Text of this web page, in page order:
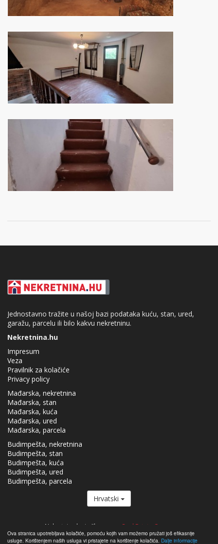
Ova stranica upotrebljava kolačiće, pomoću kojih vam možemo pružati još efikasnije
usluge. Korištenjem naših usluga vi pristajete na korištenje kolačića. Dalje informacije
Jednostavno tražite u našoj bazi podataka kuću, stan, ured,
garažu, parcelu ili bilo kakvu nekretninu.
Nekretnina.hu
Impresum
Veza
Pravilnik za kolačiće
Privacy policy
Mađarska, nekretnina
Mađarska, stan
Mađarska, kuća
Mađarska, ured
Mađarska, parcela
Budimpešta, nekretnina
Budimpešta, stan
Budimpešta, kuća
Budimpešta, ured
Budimpešta, parcela
Hrvatski
Nekretnina.hu je član grupe Real Estate Group.
Nekretnine za prodaju u Mađarskoj - Nekretnina.hu © 2026 Zadržavaju se